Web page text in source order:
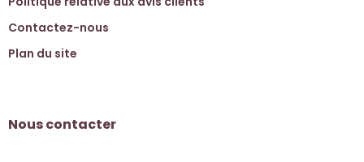
Contactez-nous
Plan du site
Nous contacter